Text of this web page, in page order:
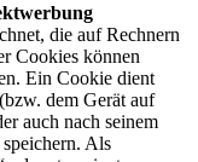
die auf Rechnern
Cookies können
Ein Cookie dient
dem Gerät auf
auch nach seinem
Als